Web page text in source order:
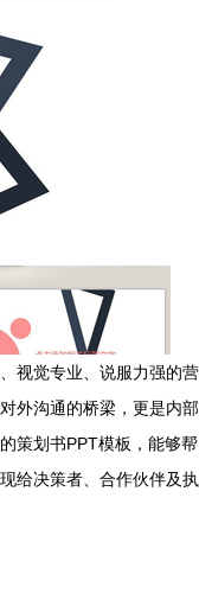
视觉专业、说服力强的营
外沟通的桥梁，更是内部
策划书PPT模板，能够帮
给决策者、合作伙伴及执